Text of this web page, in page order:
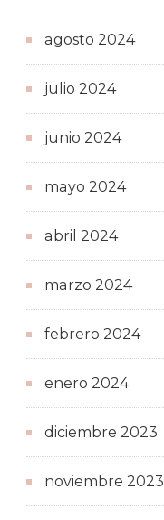
agosto 2024
julio 2024
junio 2024
mayo 2024
abril 2024
marzo 2024
febrero 2024
enero 2024
diciembre 2023
noviembre 2023